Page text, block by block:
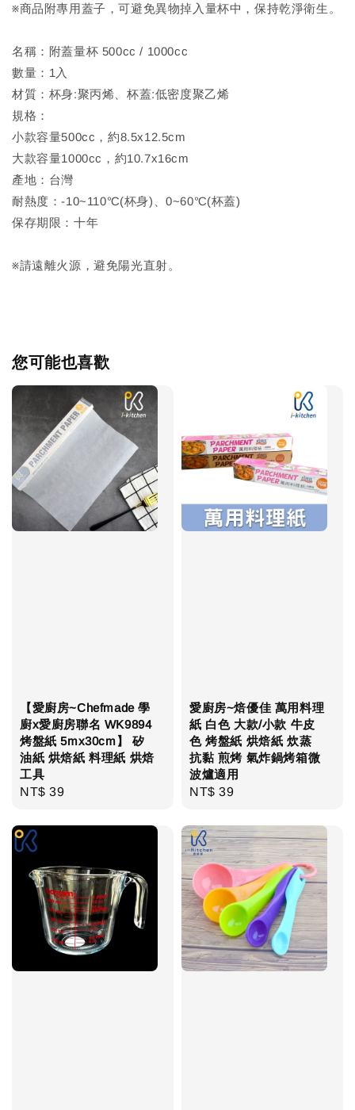
※商品附專用蓋子，可避免異物掉入量杯中，保持乾淨衛生。
名稱：附蓋量杯 500cc / 1000cc
數量：1入
材質：杯身:聚丙烯、杯蓋:低密度聚乙烯
規格：
小款容量500cc，約8.5x12.5cm
大款容量1000cc，約10.7x16cm
產地：台灣
耐熱度：-10~110℃(杯身)、0~60℃(杯蓋)
保存期限：十年
※請遠離火源，避免陽光直射。
您可能也喜歡
【愛廚房~Chefmade 學
廚x愛廚房聯名 WK9894
烤盤紙 5mx30cm】 矽
油紙 烘焙紙 料理紙 烘焙
工具
Regular
NT$ 39
愛廚房~焙優佳 萬用料理
紙 白色 大款/小款 牛皮
色 烤盤紙 烘焙紙 炊蒸
抗黏 煎烤 氣炸鍋烤箱微
波爐適用
Regular
NT$ 39